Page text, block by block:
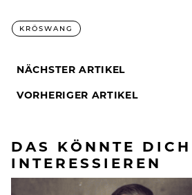
KRÖSWANG
NÄCHSTER ARTIKEL
VORHERIGER ARTIKEL
DAS KÖNNTE
INTERESSIEREN